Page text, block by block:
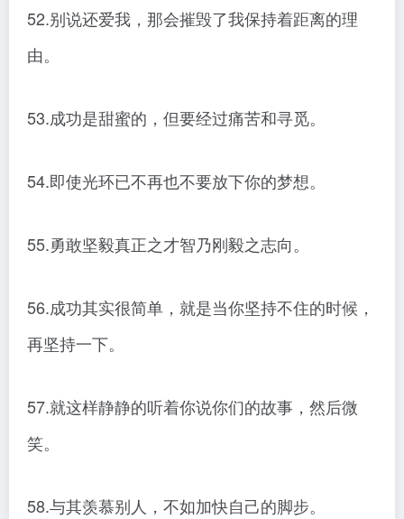
52.别说还爱我，那会摧毁了我保持着距离的理
由。
53.成功是甜蜜的，但要经过痛苦和寻觅。
54.即使光环已不再也不要放下你的梦想。
55.勇敢坚毅真正之才智乃刚毅之志向。
56.成功其实很简单，就是当你坚持不住的时候，
再坚持一下。
57.就这样静静的听着你说你们的故事，然后微
笑。
58.与其羡慕别人，不如加快自己的脚步。